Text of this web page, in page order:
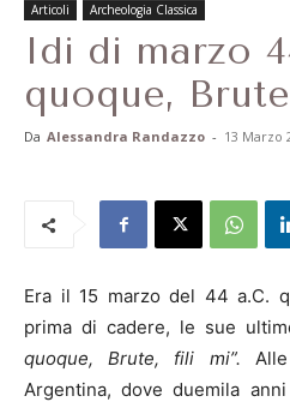
Articoli Archeologia Classica
Idi di marzo
quoque,
Da Alessandra Randazzo - 13 Marzo
Era il 15 marzo del 44 a.C.
prima di cadere, le sue
quoque, Brute, fili mi”.
Argentina, dove duemila